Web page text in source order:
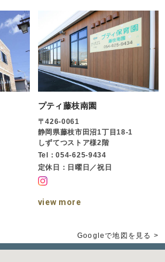
プティ藤枝南園
〒426-0061
静岡県藤枝市田沼1丁目18-1
しずてつストア様2階
Tel：054-625-9434
定休日：日曜日／祝日
view more
Googleで地図を見る >